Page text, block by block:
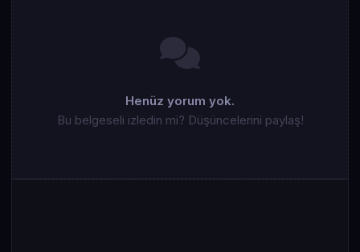
Henüz yorum yok.
Bu belgeseli izledin mi? Düşüncelerini paylaş!